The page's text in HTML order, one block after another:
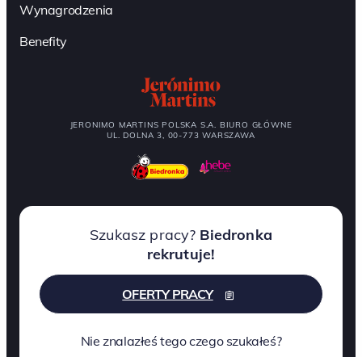
Wynagrodzenia
Benefity
JERONIMO MARTINS POLSKA S.A. BIURO GŁÓWNE
UL. DOLNA 3, 00-773 WARSZAWA
Szukasz pracy? Biedronka
rekrutuje!
OFERTY PRACY
Nie znalazłeś tego czego szukałeś?